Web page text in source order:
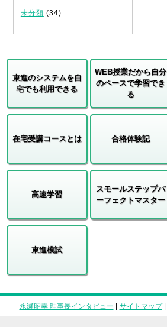
未分類 (34)
東進のシステムを自
宅でも利用できる
WEB授業だから自分
のペースで学習でき
る
在宅受講コースとは 合格体験記
高速学習
スモールステップパ
ーフェクトマスター
東進模試
永瀬昭幸 理事長インタビュー サイトマップ|